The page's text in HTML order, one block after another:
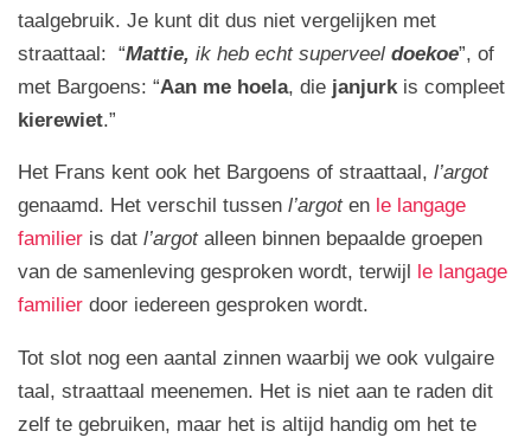
taalgebruik. Je kunt dit dus niet vergelijken met
straattaal: “Mattie, ik heb echt superveel doekoe”, of
met Bargoens: “Aan me hoela, die janjurk is compleet
kierewiet.”
Het Frans kent ook het Bargoens of straattaal, l’argot
genaamd. Het verschil tussen l’argot en le langage
familier is dat l’argotalleen binnen bepaalde groepen
van de samenleving gesproken wordt, terwijl
le langage
familier door iedereen gesproken wordt.
Tot slot nog een aantal zinnen waarbij we ook vulgaire
taal, straattaal meenemen. Het is niet aan te raden dit
zelf te gebruiken, maar het is altijd handig om het te